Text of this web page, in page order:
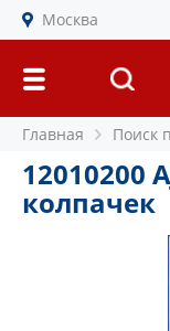
Москва
Главная Поиск
12010200
колпачек